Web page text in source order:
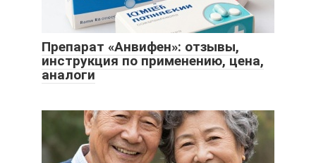
Препарат «Анвифен»: отзывы,
инструкция по применению, цена,
аналоги